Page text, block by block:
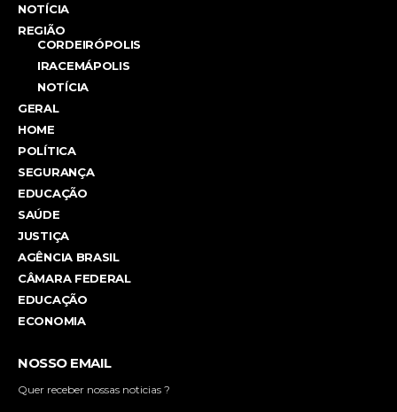
NOTÍCIA
REGIÃO
CORDEIRÓPOLIS
IRACEMÁPOLIS
NOTÍCIA
GERAL
HOME
POLÍTICA
SEGURANÇA
EDUCAÇÃO
SAÚDE
JUSTIÇA
AGÊNCIA BRASIL
CÂMARA FEDERAL
EDUCAÇÃO
ECONOMIA
NOSSO EMAIL
Quer receber nossas noticias ?